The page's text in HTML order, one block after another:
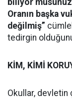
Oranın başka
değilmiş”
tedirgin
KİM, KİMİ
Okullar,